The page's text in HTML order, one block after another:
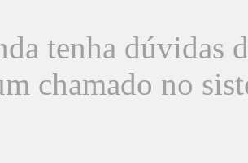
tenha dúvidas
chamado no